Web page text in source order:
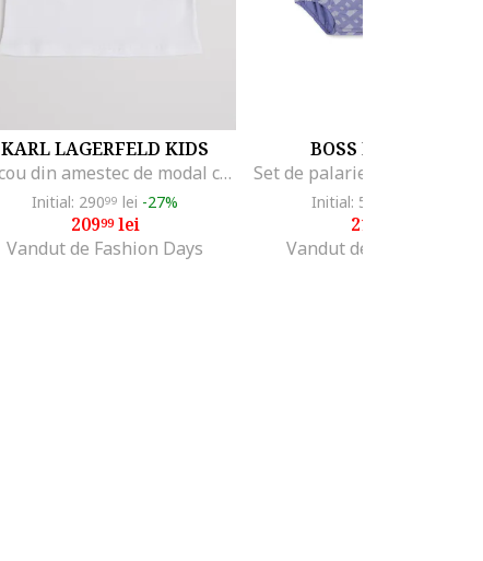
KARL LAGERFELD KIDS
Tricou din amestec de modal cu aplicatii si logo, Alb
Initial: 29099 lei -27%
20999lei
Vandut de Fashion Days
BOSS KIDSWEAR
Initial: 500
219
Vandut de Fashion Days